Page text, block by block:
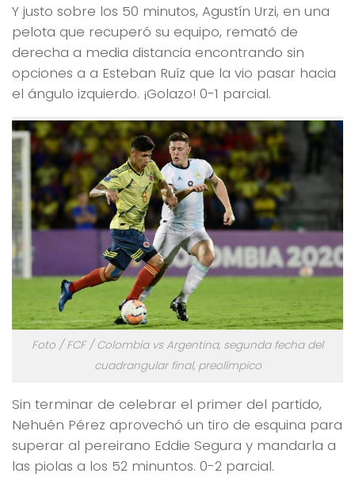
Y justo sobre los 50 minutos, Agustín Urzi, en una
pelota que recuperó su equipo, remató de
derecha a media distancia encontrando sin
opciones a a Esteban Ruíz que la vio pasar hacia
el ángulo izquierdo. ¡Golazo! 0-1 parcial.
Foto / FCF / Colombia vs Argentina, segunda fecha del
cuadrangular final, preolímpico
Sin terminar de celebrar el primer del partido,
Nehuén Pérez aprovechó un tiro de esquina para
superar al pereirano Eddie Segura y mandarla a
las piolas a los 52 minuntos. 0-2 parcial.